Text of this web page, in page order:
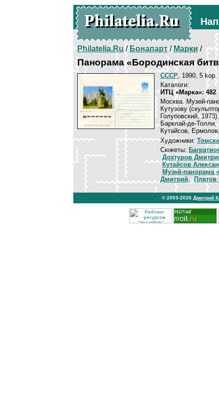
Philatelia.Ru/Бонапарт/Марки /
Панорама «Бородинская
СССР, 1990, 5 kop.
Каталоги:
ИТЦ «Марка»: 482
Москва. Музей-
Кутузову
Голубовский,
Барклай-де-Толли,
Кутайсов,
Художники:
Сюжеты:
Дохтуров
Кутайсов
Музей-панорама
Дмитрий, Платов
© 2003-2026 Дмитрий